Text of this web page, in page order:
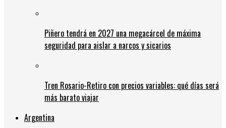
Piñero tendrá en 2027 una megacárcel de máxima
seguridad para aislar a narcos y sicarios
Tren Rosario-Retiro con precios variables: qué días será
más barato viajar
Argentina